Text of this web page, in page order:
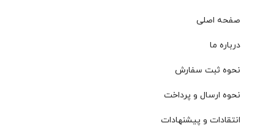
صفحه اصلی
درباره ما
نحوه ثبت سفارش
نحوه ارسال و پرداخت
انتقادات و پیشنهادات